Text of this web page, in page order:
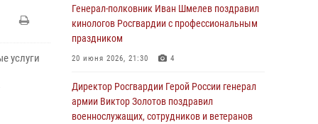
услуги
Генерал-полковник Иван Шмелев поздравил
кинологов Росгвардии с профессиональным
праздником
20 июня 2026, 21:30 4
Директор Росгвардии Герой России генерал
армии Виктор Золотов поздравил
военнослужащих, сотрудников и ветеранов